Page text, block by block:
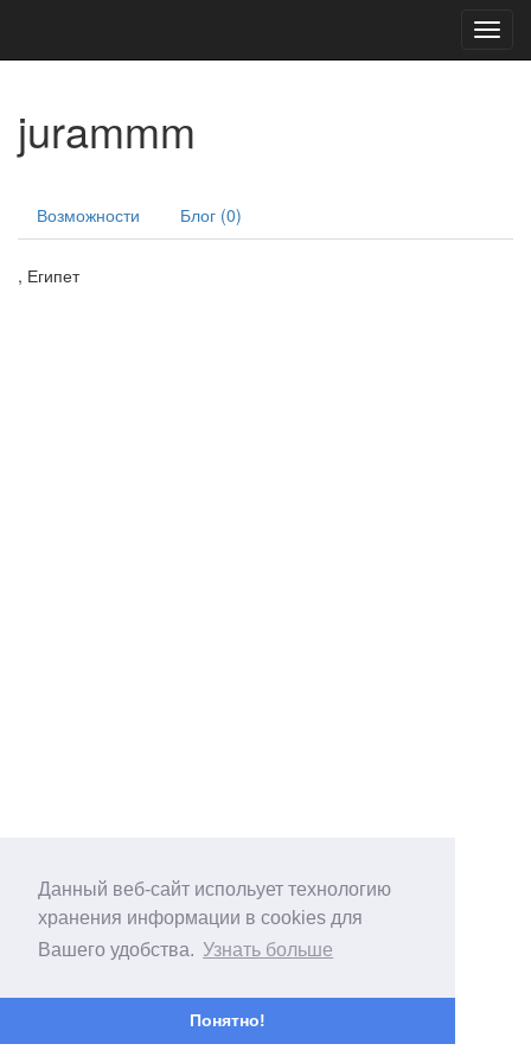
Данный веб-сайт испольует технологию
хранения информации в cookies для
Вашего удобства. Узнать больше
Понятно!
jurammm
Возможности Блог (0)
, Египет